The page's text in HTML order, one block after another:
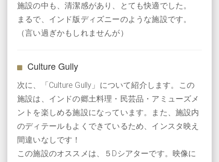
施設の中も、清潔感があり、とても快適でした。
まるで、インド版ディズニーのような施設です。
（言い過ぎかもしれませんが）
Culture Gully
次に、「Culture Gully」について紹介します。この
施設は、インドの郷土料理・民芸品・アミューズメ
ントを楽しめる施設になっています。また、施設内
のディテールもよくできているため、インスタ映え
間違いなしです！
この施設のオススメは、５Dシアターです。映像に